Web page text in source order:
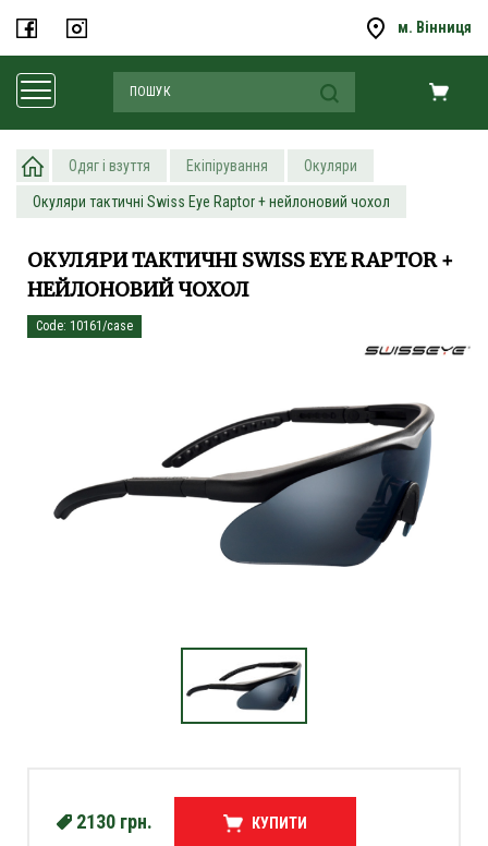
м. Вінниця
Одяг і взуття Екіпірування Окуляри
Окуляри тактичні Swiss Eye Raptor + нейлоновий чохол
ОКУЛЯРИ ТАКТИЧНІ SWISS EYE RAPTOR +
НЕЙЛОНОВИЙ ЧОХОЛ
Code: 10161/case
2130 грн. КУПИТИ